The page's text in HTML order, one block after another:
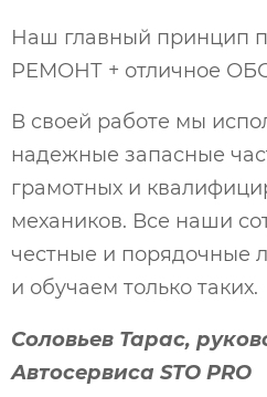
Наш главный принцип
РЕМОНТ + отличное
В своей работе мы
надежные запасные
грамотных и
механиков. Все наши
честные и
и обучаем только таких.
Соловьев Тарас,
Автосервиса STO PRO